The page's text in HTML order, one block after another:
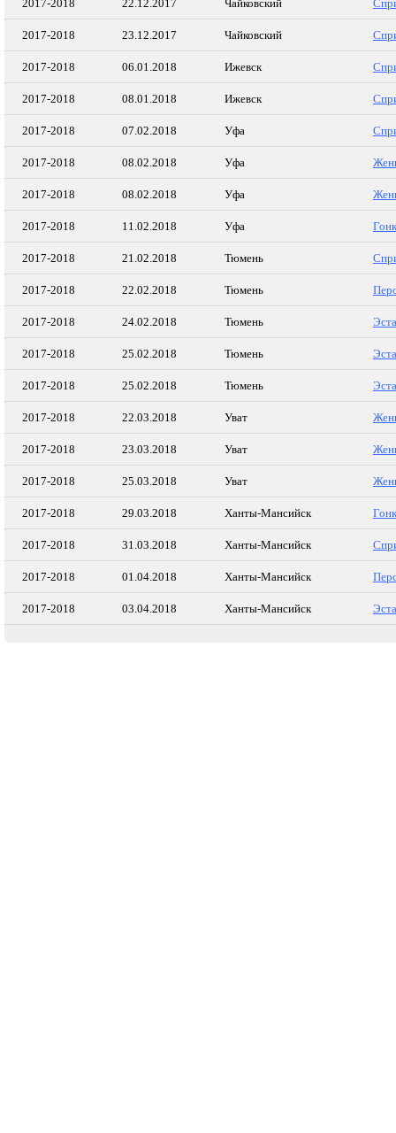
2017-2018 22.12.2017 Чайковский
2017-2018 23.12.2017 Чайковский
2017-2018 06.01.2018 Ижевск
2017-2018 08.01.2018 Ижевск
2017-2018 07.02.2018 Уфа
2017-2018 08.02.2018 Уфа
2017-2018 08.02.2018 Уфа
2017-2018 11.02.2018 Уфа
2017-2018 21.02.2018 Тюмень
2017-2018 22.02.2018 Тюмень
2017-2018 24.02.2018 Тюмень
2017-2018 25.02.2018 Тюмень
2017-2018 25.02.2018 Тюмень
2017-2018 22.03.2018 Уват
2017-2018 23.03.2018 Уват
2017-2018 25.03.2018 Уват
2017-2018 29.03.2018 Ханты-Мансийск
2017-2018 31.03.2018 Ханты-Мансийск
2017-2018 01.04.2018 Ханты-Мансийск
2017-2018 03.04.2018 Ханты-Мансийск